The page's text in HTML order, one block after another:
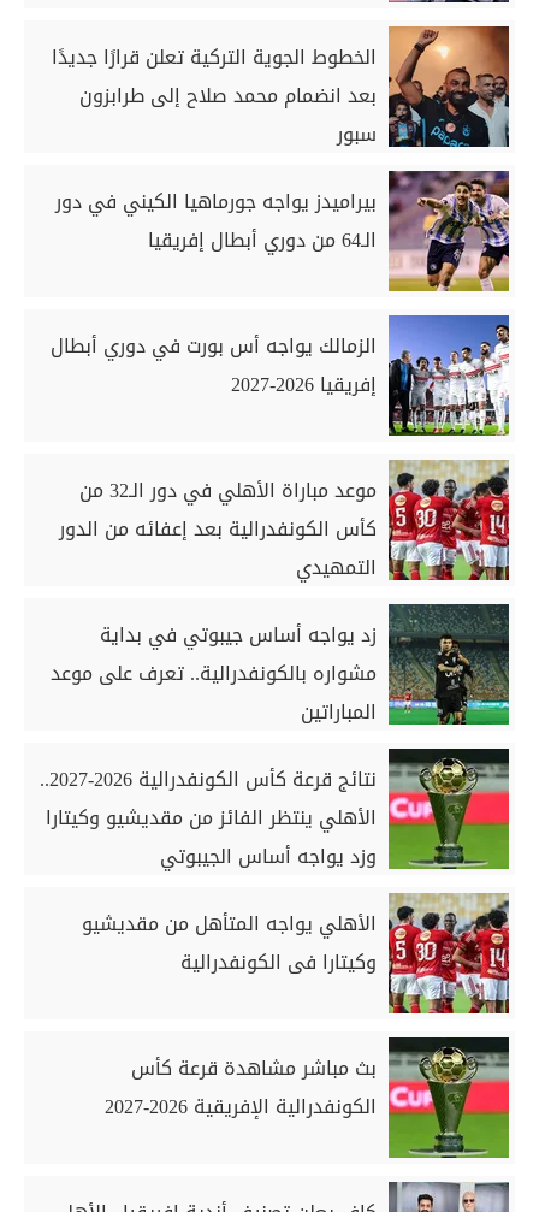
الخطوط الجوية التركية تعلن قرارًا جديدًا
بعد انضمام محمد صلاح إلى طرابزون
سبور
بيراميدز يواجه جورماهيا الكيني في دور
الـ64 من دوري أبطال إفريقيا
الزمالك يواجه أس بورت في دوري أبطال
إفريقيا 2026-2027
موعد مباراة الأهلي في دور الـ32 من
كأس الكونفدرالية بعد إعفائه من الدور
التمهيدي
زد يواجه أساس جيبوتي في بداية
مشواره بالكونفدرالية.. تعرف على موعد
المباراتين
نتائج قرعة كأس الكونفدرالية 2026-2027..
الأهلي ينتظر الفائز من مقديشيو وكيتارا
وزد يواجه أساس الجيبوتي
الأهلي يواجه المتأهل من مقديشيو
وكيتارا فى الكونفدرالية
بث مباشر مشاهدة قرعة كأس
الكونفدرالية الإفريقية 2026-2027